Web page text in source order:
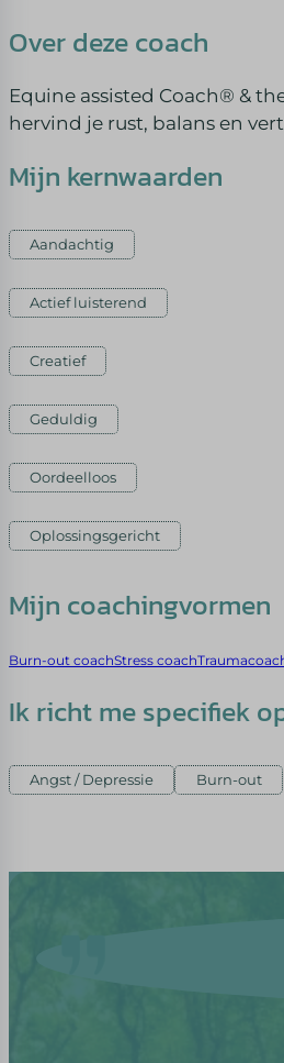
Over deze coach
Equine assisted Coach® &
hervind je rust, balans en
Mijn kernwaarden
Aandachtig
Actief luisterend
Creatief
Geduldig
Oordeelloos
Oplossingsgericht
Mijn coachingvormen
Burn-out coachStress coach
Ik richt me specifiek
Angst / Depressie Burn-out